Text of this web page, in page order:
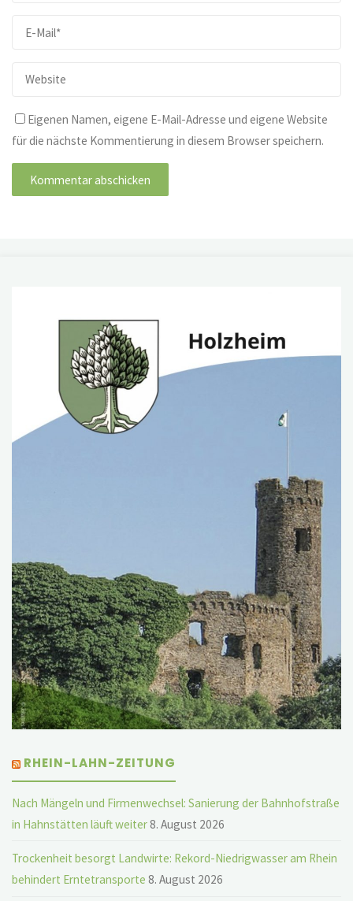
Eigenen Namen, eigene E-Mail-Adresse und eigene Website
für die nächste Kommentierung in diesem Browser speichern.
RHEIN-LAHN-ZEITUNG
Nach Mängeln und Firmenwechsel: Sanierung der Bahnhofstraße
in Hahnstätten läuft weiter8. August 2026
Trockenheit besorgt Landwirte: Rekord-Niedrigwasser am Rhein
behindert Erntetransporte 8. August 2026